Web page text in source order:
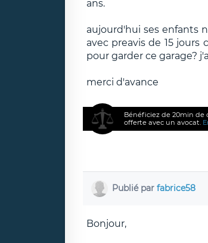
ans.
aujourd'hui ses enfants
avec preavis de 15
pour garder ce garage?
merci d'avance
Bénéficiez de 20min de
offerte avec un avocat.
Publié par fabrice58
Bonjour,